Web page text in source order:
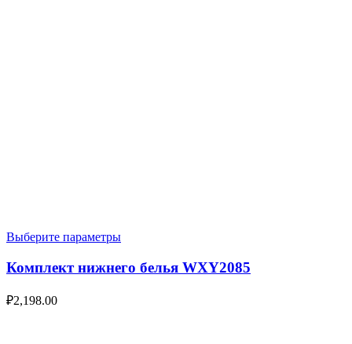
Выберите параметры
Комплект нижнего белья WXY2085
₽2,198.00